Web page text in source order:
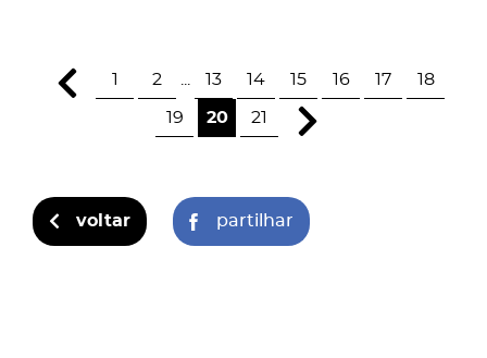
1 2 13 14 15 16 17 18
19 20 21
voltar partilhar